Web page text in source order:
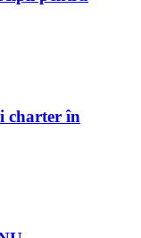
charter în